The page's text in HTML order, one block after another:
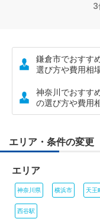
3
鎌倉市でおすす
選び方や費用相
神奈川でおすす
の選び方や費用
エリア・条件の変更
エリア
神奈川県 横浜市 天王
西谷駅